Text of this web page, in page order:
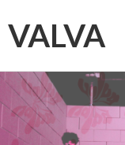
VALVA